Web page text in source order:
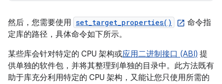
然后，您需要使用 set_target_properties()
命令指
定库的路径，具体命令如下所示。
某些库会针对特定的 CPU 架构或应用二进制接口 (ABI) 提
供单独的软件包，并将其整理到单独的目录中。此方法既有
助于库充分利用特定的 CPU 架构，又能让您只使用所需的